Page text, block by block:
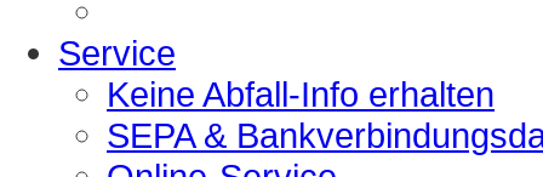
Service
Keine Abfall-Info erhalten
SEPA &